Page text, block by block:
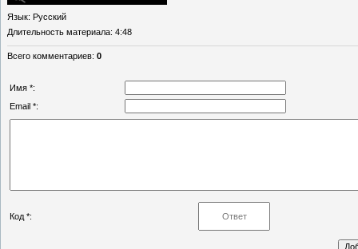
Язык: Русский
Длительность материала: 4:48
Всего комментариев: 0
Имя *:
Email *:
Код *: